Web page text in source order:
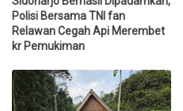
Polisi Bersama TNI fan
Relawan Cegah Api Merembet
kr Pemukiman